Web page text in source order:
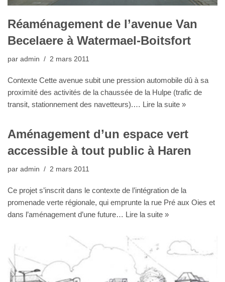
Réaménagement de l’avenue Van
Becelaere à Watermael-Boitsfort
par admin 2 mars 2011
Contexte Cette avenue subit une pression automobile dû à sa
proximité des activités de la chaussée de la Hulpe (trafic de
transit, stationnement des navetteurs).… Lire la suite »
Aménagement d’un espace vert
accessible à tout public à Haren
par admin 2 mars 2011
Ce projet s’inscrit dans le contexte de l’intégration de la
promenade verte régionale, qui emprunte la rue Pré aux Oies et
dans l’aménagement d’une future… Lire la suite »